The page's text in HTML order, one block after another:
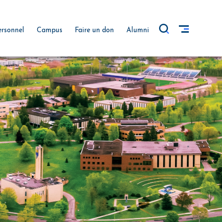
Campus Faire un don Alumni